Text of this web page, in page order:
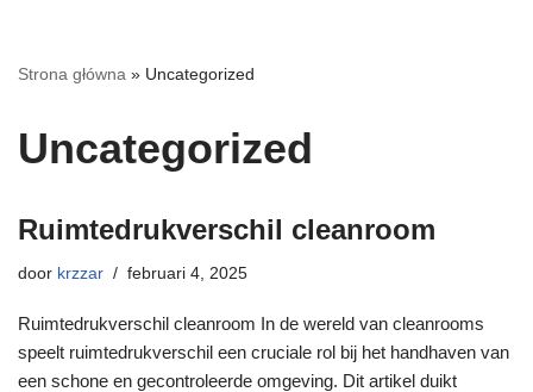
Strona główna » Uncategorized
Uncategorized
Ruimtedrukverschil cleanroom
door krzzar februari 4, 2025
Ruimtedrukverschil cleanroom In de wereld van cleanrooms
speelt ruimtedrukverschil een cruciale rol bij het handhaven van
een schone en gecontroleerde omgeving. Dit artikel duikt